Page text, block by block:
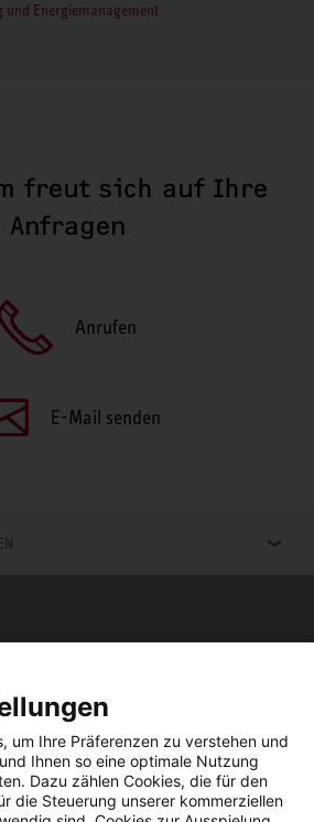
und Energiemanagement
freut sich auf Ihre
Anfragen
Anrufen
E-Mail senden
Mit STIEBEL ELTRON kein Problem.
um Ihre Präferenzen zu verstehen und
Ihnen so eine optimale Nutzung
Dazu zählen Cookies, die für den
die Steuerung unserer kommerziellen